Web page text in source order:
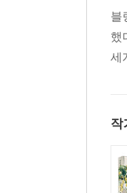
블
했
세
작